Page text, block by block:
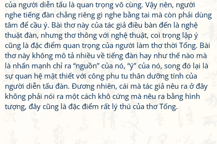
của người diễn tấu là quan trọng vô cùng. Vậy nên, người
nghe tiếng đàn chẳng riêng gì nghe bằng tai mà còn phải dùng
tâm để cầu ý. Bài thơ này của tác giả điều bàn đến là nghệ
thuật đàn, nhưng thơ thông với nghệ thuật, coi trọng lập ý
cũng là đặc điểm quan trọng của người làm thơ thời Tống. Bài
thơ này không mô tả nhiều về tiếng đàn hay như thế nào mà
là nhấn mạnh chỉ ra “nguồn” của nó, “ý” của nó, song đó lại là
sự quan hệ mật thiết với công phu tu thân dưỡng tính của
người diễn tấu đàn. Đương nhiên, cái mà tác giả nêu ra ở đây
không phải nói ra một cách khô cứng mà nêu ra bằng hình
tượng, đây cũng là đặc điểm rất lý thú của thơ Tống.